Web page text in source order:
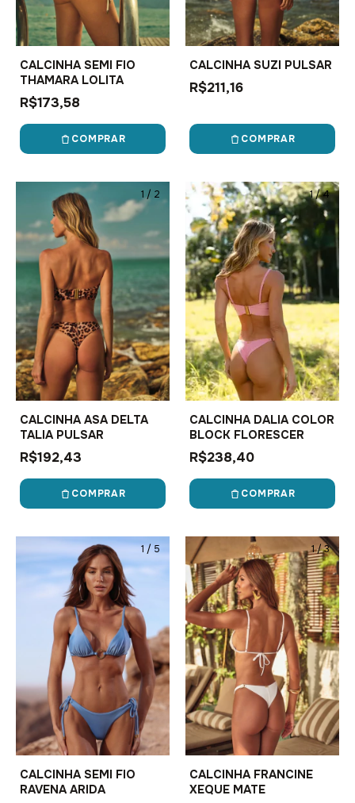
CALCINHA SEMI FIO
THAMARA LOLITA
R$173,58
COMPRAR
CALCINHA SUZI PULSAR
R$211,16
COMPRAR
1/ 2
CALCINHA ASA DELTA
TALIA PULSAR
R$192,43
COMPRAR
1/4
CALCINHA DALIA COLOR
BLOCK FLORESCER
R$238,40
COMPRAR
1/ 5
CALCINHA SEMI FIO
RAVENA ARIDA
1/3
CALCINHA FRANCINE
XEQUE MATE